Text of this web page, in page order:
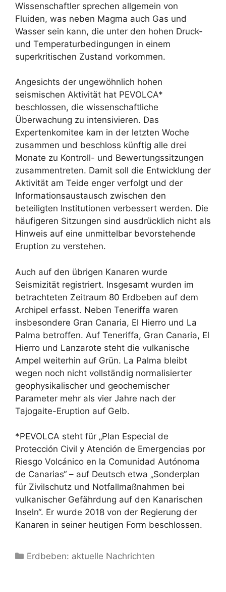
Wissenschaftler sprechen allgemein von
Fluiden, was neben Magma auch Gas und
Wasser sein kann, die unter den hohen Druck-
und Temperaturbedingungen in einem
superkritischen Zustand vorkommen.
Angesichts der ungewöhnlich hohen
seismischen Aktivität hat PEVOLCA*
beschlossen, die wissenschaftliche
Überwachung zu intensivieren. Das
Expertenkomitee kam in der letzten Woche
zusammen und beschloss künftig alle drei
Monate zu Kontroll- und Bewertungssitzungen
zusammentreten. Damit soll die Entwicklung der
Aktivität am Teide enger verfolgt und der
Informationsaustausch zwischen den
beteiligten Institutionen verbessert werden. Die
häufigeren Sitzungen sind ausdrücklich nicht als
Hinweis auf eine unmittelbar bevorstehende
Eruption zu verstehen.
Auch auf den übrigen Kanaren wurde
Seismizität registriert. Insgesamt wurden im
betrachteten Zeitraum 80 Erdbeben auf dem
Archipel erfasst. Neben Teneriffa waren
insbesondere Gran Canaria, El Hierro und La
Palma betroffen. Auf Teneriffa, Gran Canaria, El
Hierro und Lanzarote steht die vulkanische
Ampel weiterhin auf Grün. La Palma bleibt
wegen noch nicht vollständig normalisierter
geophysikalischer und geochemischer
Parameter mehr als vier Jahre nach der
Tajogaite-Eruption auf Gelb.
*PEVOLCA steht für „Plan Especial de
Protección Civil y Atención de Emergencias por
Riesgo Volcánico en la Comunidad Autónoma
de Canarias“ – auf Deutsch etwa „Sonderplan
für Zivilschutz und Notfallmaßnahmen bei
vulkanischer Gefährdung auf den Kanarischen
Inseln“. Er wurde 2018 von der Regierung der
Kanaren in seiner heutigen Form beschlossen.
Kategorien
Erdbeben: aktuelle Nachrichten